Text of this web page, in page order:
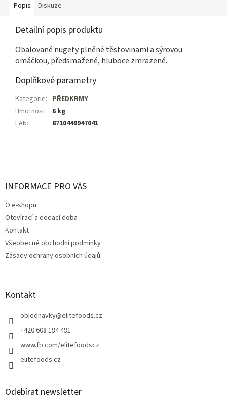
Popis Diskuze
Detailní popis produktu
Obalované nugety plněné těstovinami a sýrovou
omáčkou, předsmažené, hluboce zmrazené.
Doplňkové parametry
Kategorie: PŘEDKRMY
Hmotnost:
6 kg
EAN: 8710449947041
Z
INFORMACE PRO VÁS
O e-shopu
Otevírací a dodací doba
Kontakt
Všeobecné obchodní podmínky
Zásady ochrany osobních údajů
Kontakt
objednavky@elitefoods.cz
+420 608 194 491
www.fb.com/elitefoodscz
elitefoods.cz
Odebírat newsletter